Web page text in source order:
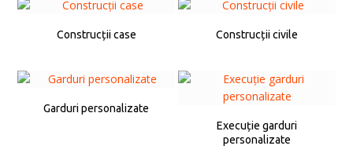
Construcții case Construcții civile
Garduri personalizate
Execuție garduri
personalizate